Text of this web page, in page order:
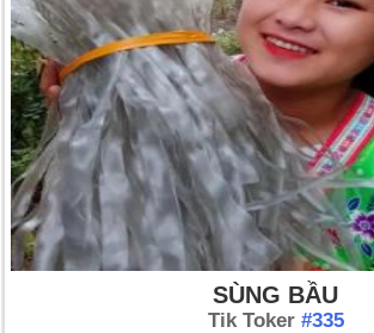
SÙNG BẦU
Tik Toker #335